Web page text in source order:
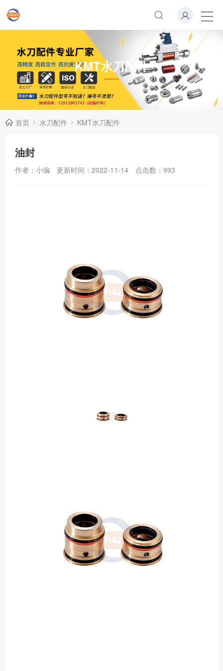
KMT水刀配件
首页 水刀配件 KMT水刀配件
油封
作者：小编 更新时间：2022-11-14 点击数： 993